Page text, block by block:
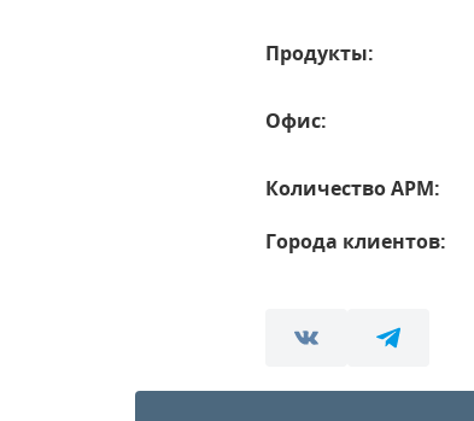
Продукты:
Офис:
Количество АРМ:
Города клиентов: